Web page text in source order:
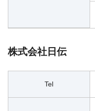
株式会社日伝
Tel